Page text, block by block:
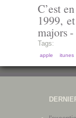
C’est
1999,
majors -
Tags:
apple itunes